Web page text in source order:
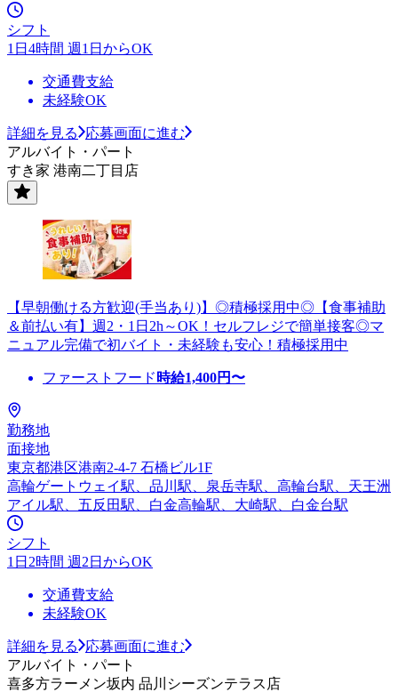
シフト
1日4時間 週1日からOK
交通費支給
未経験OK
詳細を見る
応募画面に進む
アルバイト・パート
すき家 港南二丁目店
【早朝働ける方歓迎(手当あり)】◎積極採用中◎【食事補助
＆前払い有】週2・1日2h～OK！セルフレジで簡単接客◎マ
ニュアル完備で初バイト・未経験も安心！積極採用中
ファーストフード 時給1,400円〜
勤務地
面接地
東京都港区港南2-4-7 石橋ビル1F
高輪ゲートウェイ駅、品川駅、泉岳寺駅、高輪台駅、天王洲
アイル駅、五反田駅、白金高輪駅、大崎駅、白金台駅
シフト
1日2時間 週2日からOK
交通費支給
未経験OK
詳細を見る
応募画面に進む
アルバイト・パート
喜多方ラーメン坂内 品川シーズンテラス店